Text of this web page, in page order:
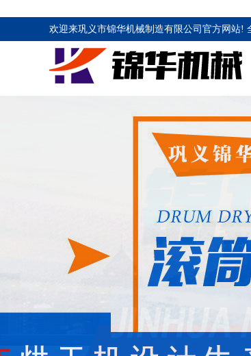
欢迎来巩义市锦华机械制造有限公司官方网站!